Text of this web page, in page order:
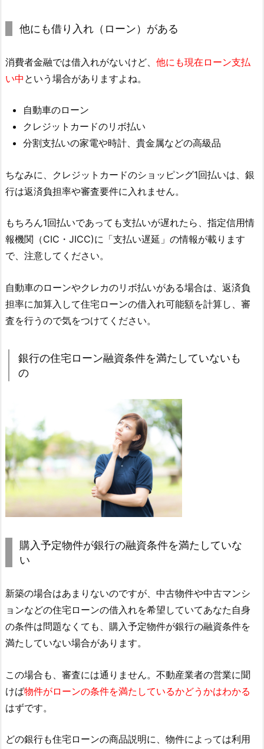
他にも借り入れ（ローン）がある
消費者金融では借入れがないけど、 他にも現在ローン支払
い中 という場合がありますよね。
自動車のローン
クレジットカードのリボ払い
分割支払いの家電や時計、貴金属などの高級品
ちなみに、クレジットカードのショッピング1回払いは、銀
行は返済負担率や審査要件に入れません。
もちろん1回払いであっても支払いが遅れたら、指定信用情
報機関（CIC・JICC)に「支払い遅延」の情報が載ります
で、注意してください。
自動車のローンやクレカのリボ払いがある場合は、返済負
担率に加算入して住宅ローンの借入れ可能額を計算し、審
査を行うので気をつけてください。
銀行の住宅ローン融資条件を満たしていないも
の
購入予定物件が銀行の融資条件を満たしていな
い
新築の場合はあまりないのですが、中古物件や中古マンシ
ョンなどの住宅ローンの借入れを希望していてあなた自身
の条件は問題なくても、購入予定物件が銀行の融資条件を
満たしていない場合があります。
この場合も、審査には通りません。不動産業者の営業に聞
けば物件がローンの条件を満たしているかどうかはわかる
はずです。
どの銀行も住宅ローンの商品説明に、物件によっては利用